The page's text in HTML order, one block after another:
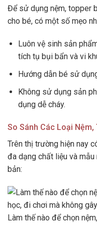
Để sử dụng nệm, topper
cho bé, có một số mẹo
Luôn vệ sinh sản
tích tụ bụi bẩn và vi
Hướng dẫn bé sử
Không sử dụng sản
dụng dễ cháy.
So Sánh Các Loại
Trên thị trường hiện nay
đa dạng chất liệu và
bản:
Làm thế nào để chọn